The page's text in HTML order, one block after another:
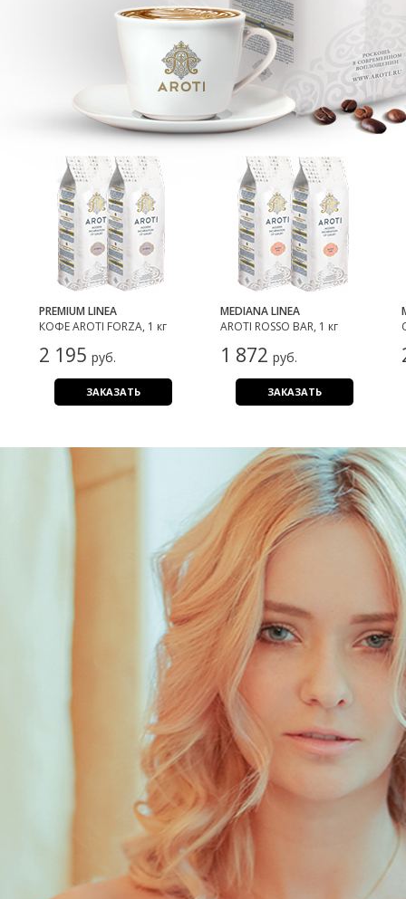
PREMIUM LINEA
КОФЕ AROTI FORZA, 1 кг
2 195 руб.
ЗАКАЗАТЬ
MEDIANA LINEA
AROTI ROSSO BAR, 1 кг
1 872 руб.
ЗАКАЗАТЬ